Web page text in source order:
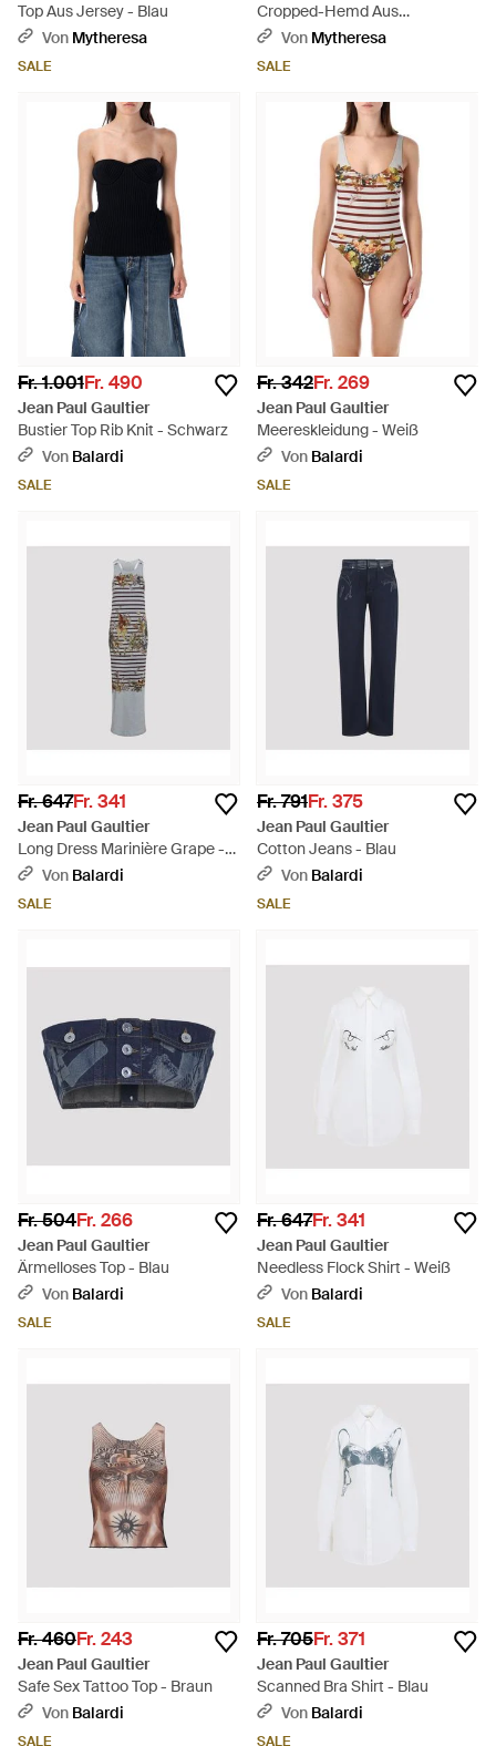
Top Aus Jersey - Blau
Von Mytheresa
SALE
Cropped-Hemd Aus
Baumwollpopeline - Weiß
Von Mytheresa
SALE
Fr. 1.001Fr. 490
Jean Paul Gaultier
Bustier Top Rib Knit - Schwarz
Von Balardi
SALE
Fr. 342Fr. 269
Jean Paul Gaultier
Meereskleidung - Weiß
Von Balardi
SALE
Fr. 647Fr. 341
Jean Paul Gaultier
Long Dress Marinière Grape -
WeißVon Balardi
SALE
Fr. 791Fr. 375
Jean Paul Gaultier
Cotton Jeans - Blau
Von Balardi
SALE
Fr. 504Fr. 266
Jean Paul Gaultier
Ärmelloses Top - Blau
Von Balardi
SALE
Fr. 647Fr. 341
Jean Paul Gaultier
Needless Flock Shirt - Weiß
Von Balardi
SALE
Fr. 460Fr. 243
Jean Paul Gaultier
Safe Sex Tattoo Top - Braun
Von Balardi
SALE
Fr. 705Fr. 371
Jean Paul Gaultier
Scanned Bra Shirt - Blau
Von Balardi
SALE